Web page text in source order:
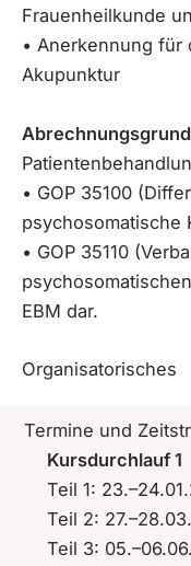
Frauenheilkunde
• Anerkennung für
Akupunktur
• GOP 35100
psychosomatische
• GOP 35110
EBM dar.
Organisatorisches
Termine und
Kursdurchlauf 1
Teil 1:
Teil 2:
Teil 3: